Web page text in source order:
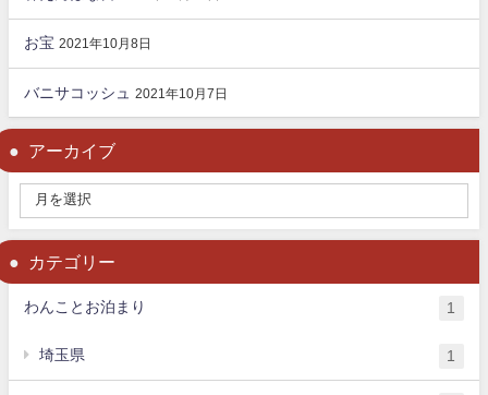
お宝 2021年10月8日
バニサコッシュ 2021年10月7日
アーカイブ
カテゴリー
わんことお泊まり 1
埼玉県 1